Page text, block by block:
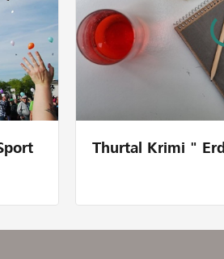
Thurtal Krimi "